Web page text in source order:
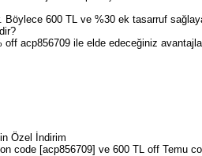
Böylece 600 TL ve %30 ek tasarruf
acp856709 ile elde edeceğiniz
Özel İndirim
code [acp856709] ve 600 TL off Temu